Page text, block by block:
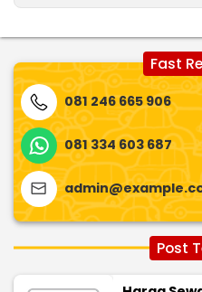
Fast
081 246 665 906
081 334 603 687
Post